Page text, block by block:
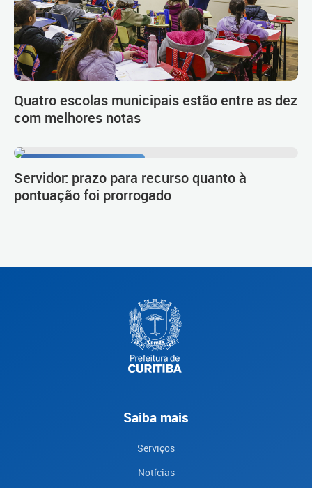
Quatro escolas municipais estão entre as dez
com melhores notas
Servidor: prazo para recurso quanto à
pontuação foi prorrogado
Saiba mais
Serviços
Notícias